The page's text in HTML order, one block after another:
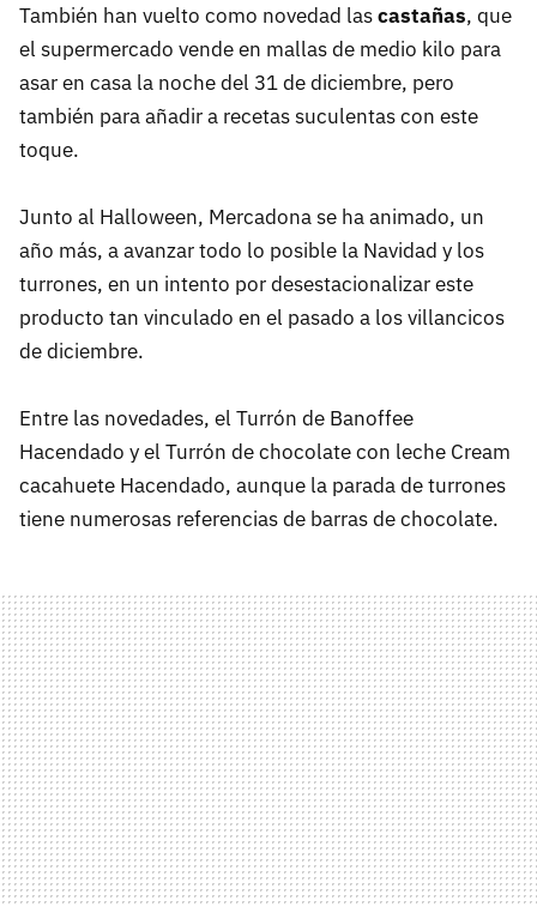
También han vuelto como novedad lascastañas, que
el supermercado vende en mallas de medio kilo para
asar en casa la noche del 31 de diciembre, pero
también para añadir a recetas suculentas con este
toque.
Junto al Halloween, Mercadona se ha animado, un
año más, a avanzar todo lo posible la Navidad y los
turrones, en un intento por desestacionalizar este
producto tan vinculado en el pasado a los villancicos
de diciembre.
Entre las novedades, el Turrón de Banoffee
Hacendado y el Turrón de chocolate con leche Cream
cacahuete Hacendado, aunque la parada de turrones
tiene numerosas referencias de barras de chocolate.